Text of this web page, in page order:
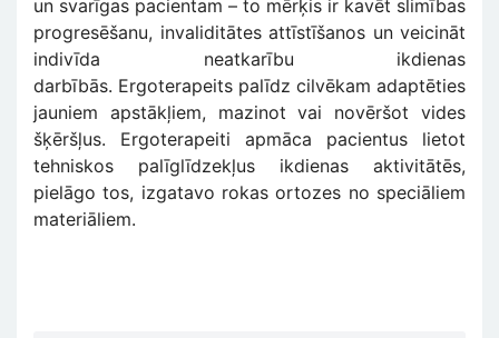
un svarīgas pacientam – to mērķis ir kavēt slimības
progresēšanu, invaliditātes attīstīšanos un veicināt
indivīda neatkarību ikdienas
darbībās. Ergoterapeits palīdz cilvēkam adaptēties
jauniem apstākļiem, mazinot vai novēršot vides
šķēršļus. Ergoterapeiti apmāca pacientus lietot
tehniskos palīglīdzekļus ikdienas aktivitātēs,
pielāgo tos, izgatavo rokas ortozes no speciāliem
materiāliem.